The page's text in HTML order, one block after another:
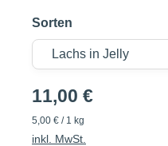
Sorten
11,00 €
5,00 € / 1 kg
inkl. MwSt.